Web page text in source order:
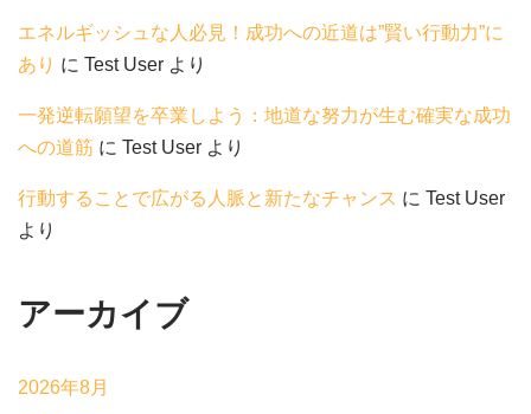
エネルギッシュな人必見！成功への近道は”賢い行動力”に
あり に Test User より
一発逆転願望を卒業しよう：地道な努力が生む確実な成功
への道筋 に Test User より
行動することで広がる人脈と新たなチャンス に Test User
より
アーカイブ
2026年8月